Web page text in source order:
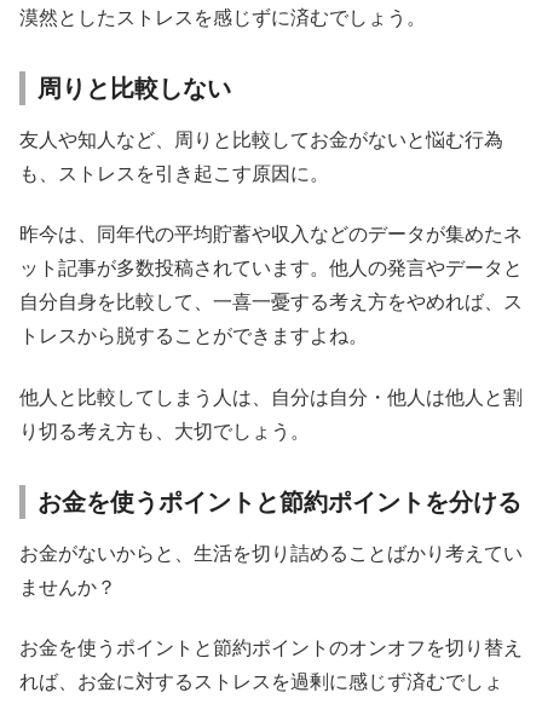
漠然としたストレスを感じずに済むでしょう。
周りと比較しない
友人や知人など、周りと比較してお金がないと悩む行為
も、ストレスを引き起こす原因に。
昨今は、同年代の平均貯蓄や収入などのデータが集めたネ
ット記事が多数投稿されています。他人の発言やデータと
自分自身を比較して、一喜一憂する考え方をやめれば、ス
トレスから脱することができますよね。
他人と比較してしまう人は、自分は自分・他人は他人と割
り切る考え方も、大切でしょう。
お金を使うポイントと節約ポイントを分ける
お金がないからと、生活を切り詰めることばかり考えてい
ませんか？
お金を使うポイントと節約ポイントのオンオフを切り替え
れば、お金に対するストレスを過剰に感じず済むでしょ